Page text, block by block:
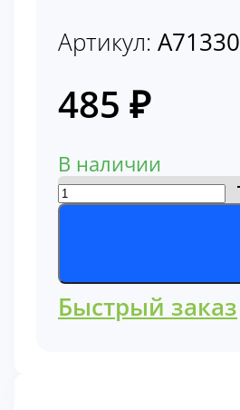
Артикул: A71330
485 ₽
В наличии
Количество
товара
сапуна
A71330
Быстрый заказ